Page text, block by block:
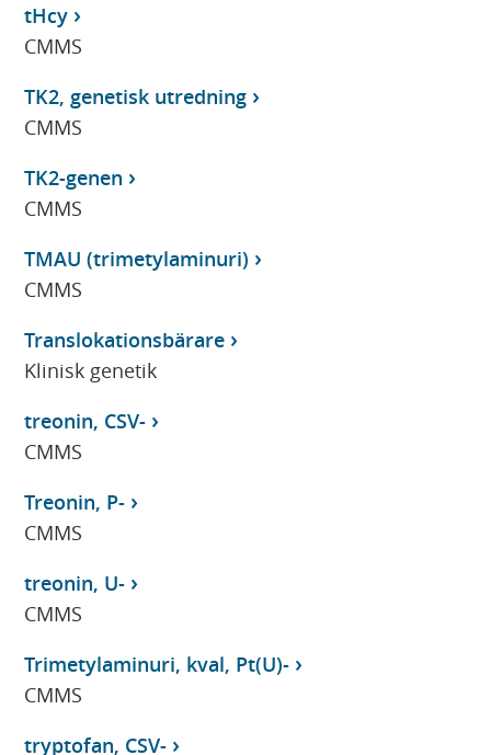
tHcy
CMMS
TK2, genetisk utredning
CMMS
TK2-genen
CMMS
TMAU (trimetylaminuri)
CMMS
Translokationsbärare
Klinisk genetik
treonin, CSV-
CMMS
Treonin, P-
CMMS
treonin, U-
CMMS
Trimetylaminuri, kval, Pt(U)-
CMMS
tryptofan, CSV-